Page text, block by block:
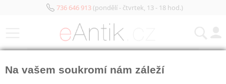
736 646 913(pondělí - čtvrtek, 13 - 18 hod.)
Na vašem soukromí nám záleží